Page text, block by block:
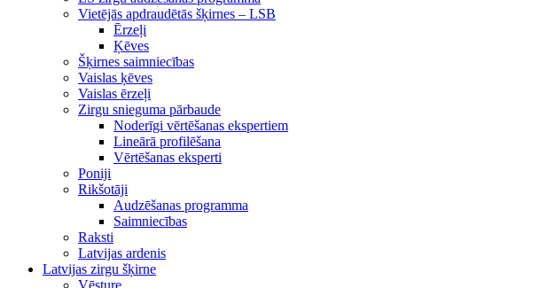
Vietējās apdraudētās šķirnes – LSB
Ērzeļi
Ķēves
Šķirnes saimniecības
Vaislas ķēves
Vaislas ērzeļi
Zirgu snieguma pārbaude
Noderīgi vērtēšanas ekspertiem
Lineārā profilēšana
Vērtēšanas eksperti
Poniji
Rikšotāji
Audzēšanas programma
Saimniecības
Raksti
Latvijas ardenis
Latvijas zirgu šķirne
Vēsture